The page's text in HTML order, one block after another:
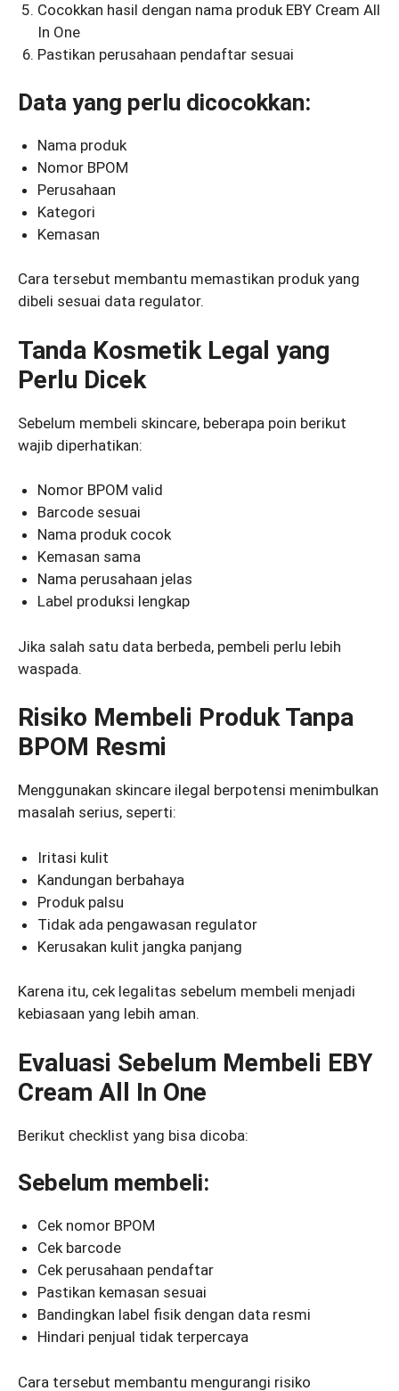
Cocokkan hasil dengan nama produk EBY Cream All
In One
Pastikan perusahaan pendaftar sesuai
Data yang perlu dicocokkan:
Nama produk
Nomor BPOM
Perusahaan
Kategori
Kemasan
Cara tersebut membantu memastikan produk yang
dibeli sesuai data regulator.
Tanda Kosmetik Legal yang
Perlu Dicek
Sebelum membeli skincare, beberapa poin berikut
wajib diperhatikan:
Nomor BPOM valid
Barcode sesuai
Nama produk cocok
Kemasan sama
Nama perusahaan jelas
Label produksi lengkap
Jika salah satu data berbeda, pembeli perlu lebih
waspada.
Risiko Membeli Produk Tanpa
BPOM Resmi
Menggunakan skincare ilegal berpotensi menimbulkan
masalah serius, seperti:
Iritasi kulit
Kandungan berbahaya
Produk palsu
Tidak ada pengawasan regulator
Kerusakan kulit jangka panjang
Karena itu, cek legalitas sebelum membeli menjadi
kebiasaan yang lebih aman.
Evaluasi Sebelum Membeli EBY
Cream All In One
Berikut checklist yang bisa dicoba:
Sebelum membeli:
Cek nomor BPOM
Cek barcode
Cek perusahaan pendaftar
Pastikan kemasan sesuai
Bandingkan label fisik dengan data resmi
Hindari penjual tidak terpercaya
Cara tersebut membantu mengurangi risiko